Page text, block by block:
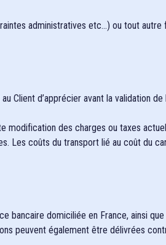
administratives etc…) ou tout autre
Client d’apprécier avant la validation
modification des charges ou taxes
Les coûts du transport lié au coût du
bancaire domiciliée en France, ainsi
peuvent également être délivrées